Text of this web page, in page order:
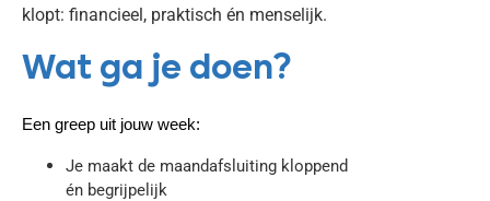
klopt: financieel, praktisch én menselijk.
Wat ga je doen?
Een greep uit jouw week:
Je maakt de maandafsluiting kloppend
én begrijpelijk